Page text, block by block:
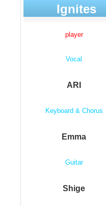
Ignites
player
Vocal
ARI
Keyboard & Chorus
Emma
Guitar
Shige